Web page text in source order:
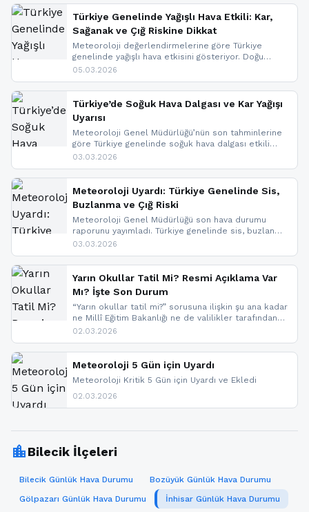
Türkiye Genelinde Yağışlı Hava Etkili: Kar,
Sağanak ve Çığ Riskine Dikkat
Meteoroloji değerlendirmelerine göre Türkiye
genelinde yağışlı hava etkisini gösteriyor. Doğu
bölgelerinde kar yağışı beklenirken Marmara ve
ise çığ tehlikesi bulunuyor. İç kesimlerde sis ve pus
nedeniyle görüş mesafesinde azalma
yaşanabileceği belirtiliyor.
05.03.2026
Türkiye’de Soğuk Hava Dalgası ve Kar Yağışı
Uyarısı
Meteoroloji Genel Müdürlüğü’nün son tahminlerine
göre Türkiye genelinde soğuk hava dalgası etkili
oluyor. Birçok il için kar yağışı ve buzlanma uyarısı
03.03.2026
Meteoroloji Uyardı: Türkiye Genelinde Sis,
Buzlanma ve Çığ Riski
Meteoroloji Genel Müdürlüğü son hava durumu
raporunu yayımladı. Türkiye genelinde sis, buzlanma
ve don beklenirken Doğu Anadolu ve Doğu
yapıldı. İşte son dakika meteoroloji gelişmeleri.
03.03.2026
Yarın Okullar Tatil Mi? Resmi Açıklama Var
Mı? İşte Son Durum
“Yarın okullar tatil mi?” sorusuna ilişkin şu ana kadar
ne Millî Eğitim Bakanlığı ne de valilikler tarafından
yapılmış resmi bir tatil açıklaması bulunmamaktadır.
paylaşacağız. En hızlı şekilde haberdar olmak için
sitemizi takip edebilir ve bildirimleri açabilirsiniz.
02.03.2026
Meteoroloji 5 Gün için Uyardı
Meteoroloji Kritik 5 Gün için Uyardı ve Ekledi
02.03.2026
location_cityBilecik İlçeleri
Bilecik Günlük Hava Durumu
Bozüyük Günlük Hava Durumu
Gölpazarı Günlük Hava Durumu
İnhisar Günlük Hava Durumu